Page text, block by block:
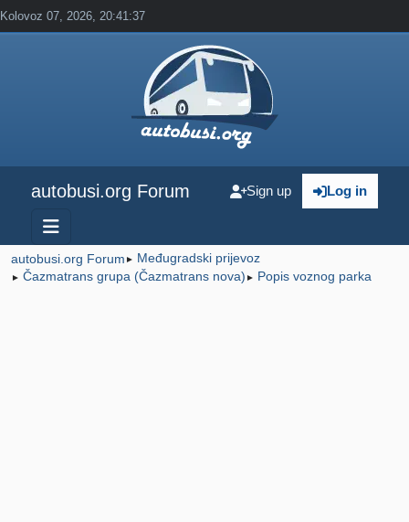
Kolovoz 07, 2026, 20:41:37
autobusi.org Forum Log in
Sign up
autobusi.org Forum ► Međugradski prijevoz
► Čazmatrans grupa (Čazmatrans nova) ► Popis voznog parka